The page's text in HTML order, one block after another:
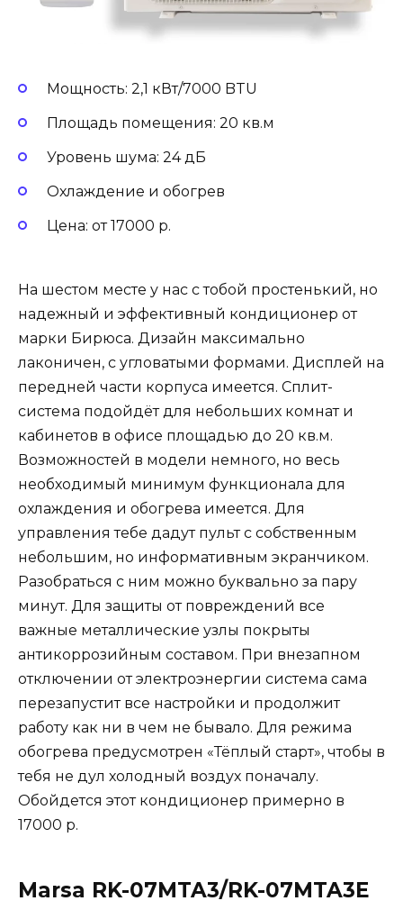
Мощность: 2,1 кВт/7000 BTU
Площадь помещения: 20 кв.м
Уровень шума: 24 дБ
Охлаждение и обогрев
Цена: от 17000 р.
На шестом месте у нас с тобой простенький, но
надежный и эффективный кондиционер от
марки Бирюса. Дизайн максимально
лаконичен, с угловатыми формами. Дисплей на
передней части корпуса имеется. Сплит-
система подойдёт для небольших комнат и
кабинетов в офисе площадью до 20 кв.м.
Возможностей в модели немного, но весь
необходимый минимум функционала для
охлаждения и обогрева имеется. Для
управления тебе дадут пульт с собственным
небольшим, но информативным экранчиком.
Разобраться с ним можно буквально за пару
минут. Для защиты от повреждений все
важные металлические узлы покрыты
антикоррозийным составом. При внезапном
отключении от электроэнергии система сама
перезапустит все настройки и продолжит
работу как ни в чем не бывало. Для режима
обогрева предусмотрен «Тёплый старт», чтобы в
тебя не дул холодный воздух поначалу.
Обойдется этот кондиционер примерно в
17000 р.
Marsa RK-07MTA3/RK-07MTA3E